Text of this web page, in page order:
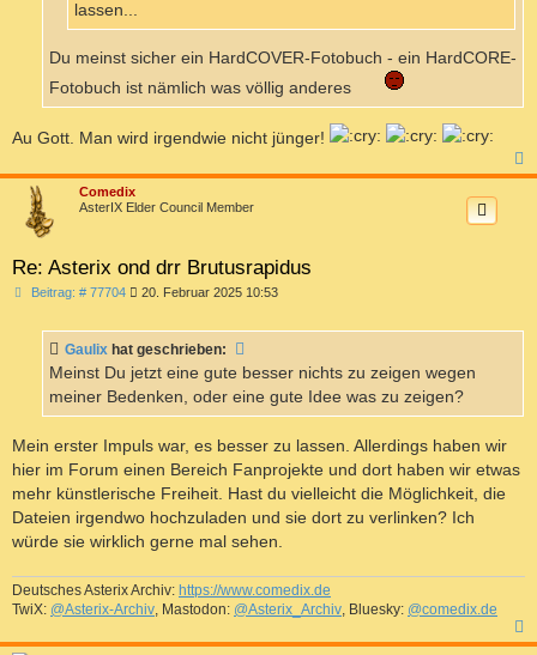
lassen...
Du meinst sicher ein HardCOVER-Fotobuch - ein HardCORE-
Fotobuch ist nämlich was völlig anderes
Au Gott. Man wird irgendwie nicht jünger!
a
Comedix
AsterIX Elder Council Member
Re: Asterix ond drr Brutusrapidus
Beitrag: # 77704B
r
a
g
20. Februar 2025 10:53
Gaulix hat geschrieben:
Meinst Du jetzt eine gute besser nichts zu zeigen wegen
meiner Bedenken, oder eine gute Idee was zu zeigen?
Mein erster Impuls war, es besser zu lassen. Allerdings haben wir
hier im Forum einen Bereich Fanprojekte und dort haben wir etwas
mehr künstlerische Freiheit. Hast du vielleicht die Möglichkeit, die
Dateien irgendwo hochzuladen und sie dort zu verlinken? Ich
würde sie wirklich gerne mal sehen.
Deutsches Asterix Archiv: https://www.comedix.de
TwiX: @Asterix-Archiv , Mastodon: @Asterix_Archiv , Bluesky: @comedix.de
a